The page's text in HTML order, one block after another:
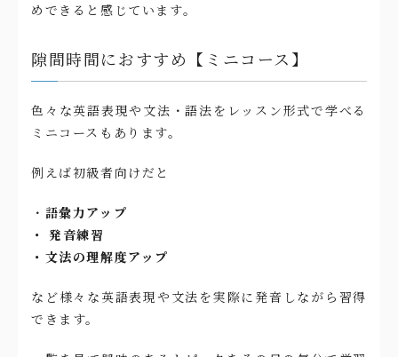
めできると感じています。
隙間時間におすすめ【ミニコース】
色々な英語表現や文法・語法をレッスン形式で学べる
ミニコースもあります。
例えば初級者向けだと
・ 語彙力アップ
・ 発音練習
・文法の理解度アップ
など様々な英語表現や文法を実際に発音しながら習得
できます。